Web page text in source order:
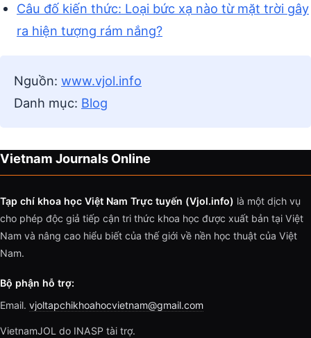
Câu đố kiến thức: Loại bức xạ nào từ mặt trời gây
ra hiện tượng rám nắng?
Nguồn: www.vjol.info
Danh mục: Blog
Vietnam Journals Online
Tạp chí khoa học Việt Nam Trực tuyến (Vjol.info) là một dịch vụ
cho phép độc giả tiếp cận tri thức khoa học được xuất bản tại Việt
Nam và nâng cao hiểu biết của thế giới về nền học thuật của Việt
Nam.
Bộ phận hỗ trợ:
Email. vjoltapchikhoahocvietnam@gmail.com
VietnamJOL do INASP tài trợ.